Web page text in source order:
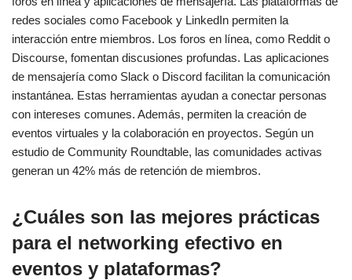
redes sociales como Facebook y LinkedIn permiten la
interacción entre miembros. Los foros en línea, como Reddit o
Discourse, fomentan discusiones profundas. Las aplicaciones
de mensajería como Slack o Discord facilitan la comunicación
instantánea. Estas herramientas ayudan a conectar personas
con intereses comunes. Además, permiten la creación de
eventos virtuales y la colaboración en proyectos. Según un
estudio de Community Roundtable, las comunidades activas
generan un 42% más de retención de miembros.
¿Cuáles son las mejores prácticas
para el networking efectivo en
eventos y plataformas?